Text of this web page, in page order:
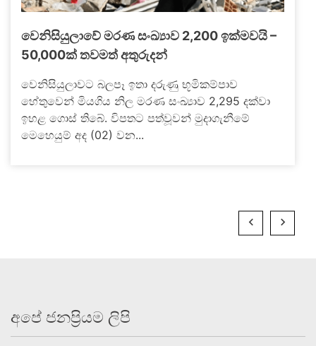
වෙනිසියුලාවේ මරණ සංඛ්‍යාව 2,200 ඉක්මවයි –
50,000ක් තවමත් අතුරුදන්
වෙනිසියුලාවට බලපෑ ඉතා දරුණු භූමිකම්පාව
හේතුවෙන් මියගිය නිල මරණ සංඛ්‍යාව 2,295 දක්වා
ඉහළ ගොස් තිබේ. විපතට පත්වූවන් මුදාගැනීමේ
මෙහෙයුම් අද (02) වන...
අපේ ජනප්‍රියම ලිපි